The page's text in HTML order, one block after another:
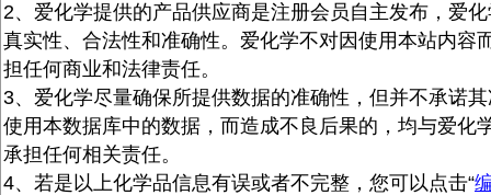
2、爱化学提供的产品供应商是注册会员自主发布，爱
真实性、合法性和准确性。爱化学不对因使用本站内容
担任何商业和法律责任。
3、爱化学尽量确保所提供数据的准确性，但并不承诺
使用本数据库中的数据，而造成不良后果的，均与爱化
承担任何相关责任。
4、若是以上化学品信息有误或者不完整，您可以点击“